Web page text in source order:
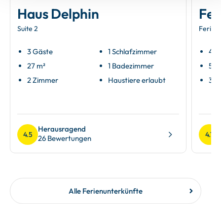
Haus Delphin
Suite 2
3 Gäste
27 m²
2 Zimmer
1 Schlafzimmer
1 Badezimmer
Haustiere erlaubt
4.5
Herausragend
26 Bewertungen
4
58
3
4.7
Alle Ferienunterkünfte